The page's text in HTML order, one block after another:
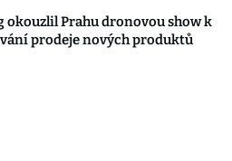
okouzlil Prahu dronovou show k
prodeje nových produktů